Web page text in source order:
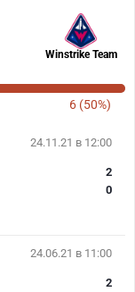
Winstrike Team
6 (50%)
24.11.21 в 12:00
2
0
24.06.21 в 11:00
2